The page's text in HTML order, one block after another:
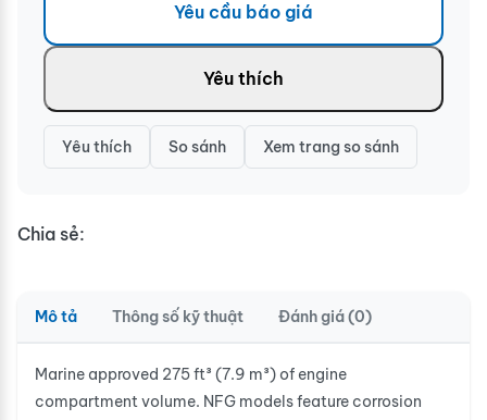
Yêu cầu báo giá
Yêu thích
Yêu thích So sánh Xem trang so sánh
Chia sẻ:
Mô tả Thông số kỹ thuật Đánh giá (0)
Marine approved 275 ft³ (7.9 m³) of engine
compartment volume. NFG models feature corrosion